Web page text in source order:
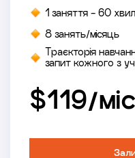
1 заняття - 60
8 занять/місяць
Траєкторія
запит кожного з
$119/міс